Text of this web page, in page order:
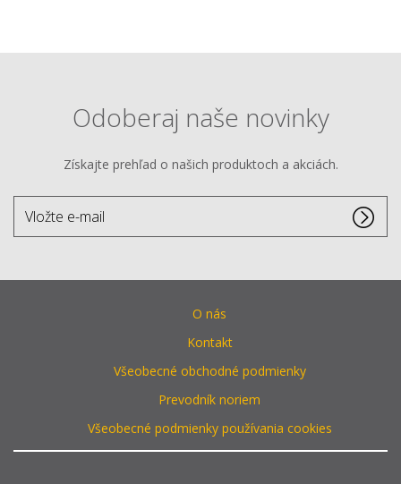
Odoberaj naše novinky
Získajte prehľad o našich produktoch a akciách.
O nás
Kontakt
Všeobecné obchodné podmienky
Prevodník noriem
Všeobecné podmienky používania cookies